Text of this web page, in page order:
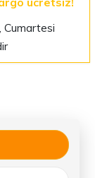
Cumartesi